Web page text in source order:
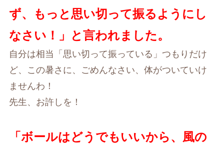
ず、もっと思い切って振るようにし
なさい！」と言われました。
自分は相当「思い切って振っている」つもりだけ
ど、この暑さに、ごめんなさい、体がついていけ
ませんわ！
先生、お許しを！
「ボールはどうでもいいから、風の